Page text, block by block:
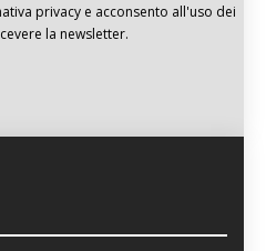
privacy e acconsento all'uso dei
la newsletter.